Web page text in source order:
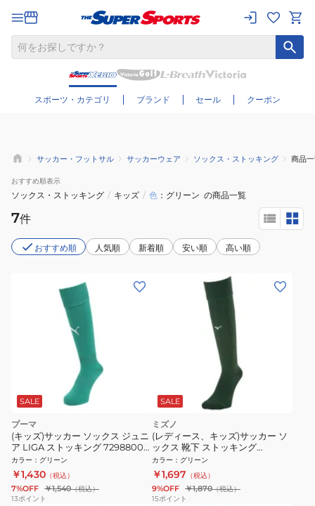
スポーツ・カテゴリ ブランド セール クーポン
さらに絞り込む
サッカー・フットサル サッカーウェア ソックス・ストッキング 商品
おすすめ順表示
ソックス・ストッキング / キッズ / 色 グリーン の商品一覧
7件
おすすめ順 人気順 新着順 安い順 高い順
SALE
プーマ
(キッズ)サッカー ソックス ジュニ
ア LIGA ストッキング 72988005
靴下
カラー ： グリーン
￥1,430 （税込）
7%OFF ￥1,540（税込）
13ポイント
SALE
ミズノ
(レディース、キッズ)サッカー ソ
ックス 靴下 ストッキング
P2MXA06033
カラー ： グリーン
￥1,697 （税込）
9%OFF ￥1,870（税込）
15ポイント